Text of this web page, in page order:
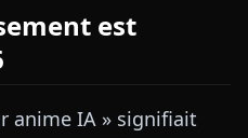
est
anime IA » signifiait